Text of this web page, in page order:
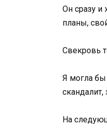
Он сразу и
планы,
Свекровь
Я могла бы
скандалит,
На